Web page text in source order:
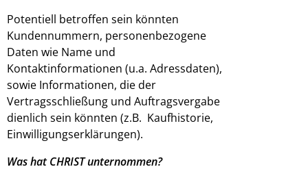
Potentiell betroffen sein könnten
Kundennummern, personenbezogene
Daten wie Name und
Kontaktinformationen (u.a. Adressdaten),
sowie Informationen, die der
Vertragsschließung und Auftragsvergabe
dienlich sein könnten (z.B. Kaufhistorie,
Einwilligungserklärungen).
Was hat CHRIST unternommen?